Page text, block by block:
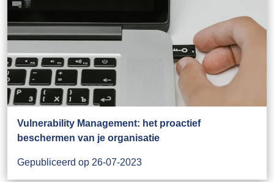
Vulnerability Management: het proactief
beschermen van je organisatie
Gepubliceerd op 26-07-2023